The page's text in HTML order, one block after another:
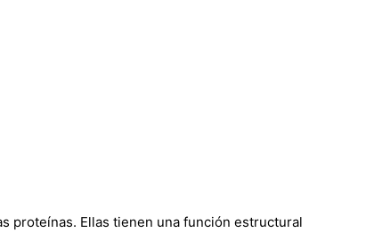
proteínas. Ellas tienen una función estructural